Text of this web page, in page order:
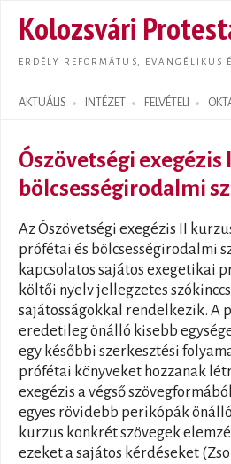
Kolozsvári
ERDÉLY REFORMÁTUS, EVANGÉLIKUS
AKTUÁLIS INTÉZET FELVÉTELI
Search form
Ószövetségi
bölcsességirodalmi
Az Ószövetségi exegézis II
prófétai és bölcsességirodalmi
kapcsolatos sajátos exegetikai
költői nyelv jellegzetes
sajátosságokkal rendelkezik. A
eredetileg önálló kisebb
egy későbbi szerkesztési
prófétai könyveket hozzanak
exegézis a végső
egyes rövidebb perikópák
kurzus konkrét szövegek
ezeket a sajátos kérdéseket